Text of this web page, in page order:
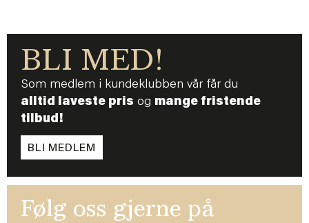
BLI MED!
Som medlem i kundeklubben vår får du
alltid laveste pris og mange fristende
tilbud!
BLI MEDLEM
Følg oss gjerne på